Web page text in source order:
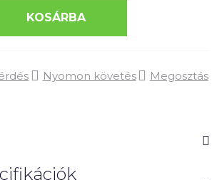
KOSÁRBA
Nyomon követés Megosztás